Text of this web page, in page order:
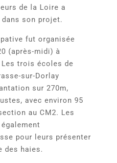
de la Loire a
dans son projet.
fut organisée
(après-midi) à
trois écoles de
sur-Dorlay
sur 270m,
avec environ 95
au CM2. Les
pour leurs présenter
des haies.